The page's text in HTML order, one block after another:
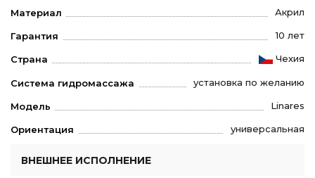
Материал Акрил
Гарантия 10 лет
Страна Чехия
Система гидромассажа установка по желанию
Модель Linares
Ориентация универсальная
ВНЕШНЕЕ ИСПОЛНЕНИЕ